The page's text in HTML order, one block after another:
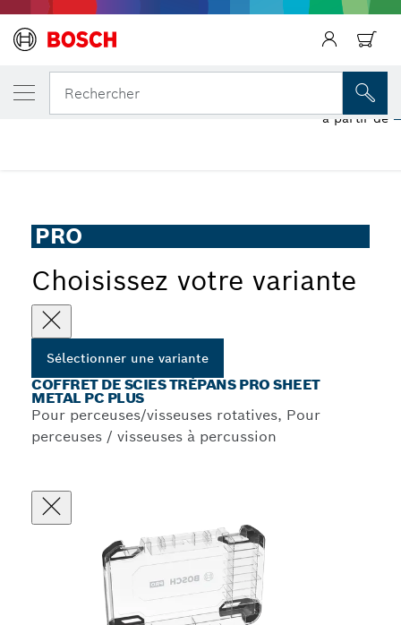
Rechercher
PRO
Choisissez votre variante
Sélectionner une variante
COFFRET DE SCIES TRÉPANS PRO SHEET
METAL PC PLUS
Pour perceuses/visseuses rotatives, Pour
perceuses / visseuses à percussion
VOTRE VARIANTE SÉLECTIONNÉE
Coffret de scies trépans PRO Sheet Metal
à partir de